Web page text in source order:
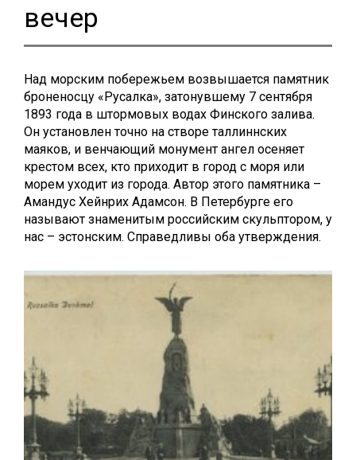
вечер
Над морским побережьем возвышается памятник
броненосцу «Русалка», затонувшему 7 сентября
1893 года в штормовых водах Финского залива.
Он установлен точно на створе таллиннских
маяков, и венчающий монумент ангел осеняет
крестом всех, кто приходит в город с моря или
морем уходит из города. Автор этого памятника –
Амандус Хейнрих Адамсон. В Петербурге его
называют знаменитым российским скульптором, у
нас – эстонским. Справедливы оба утверждения.